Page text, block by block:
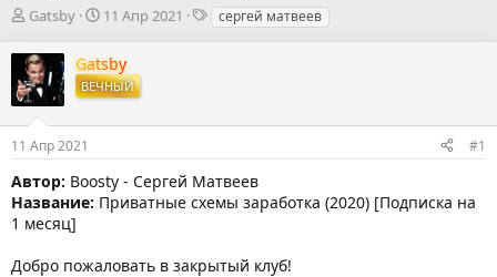
А
т
о
р
м
ы
Gatsby
Д
т
а
н
а
л
а
11 Апр 2021
Тсергей матвеев
Gatsby
ВЕЧНЫЙ
11 Апр 2021 #1
Автор: Boosty - Сергей Матвеев
Название: Приватные схемы заработка (2020) [Подписка на
1 месяц]
Добро пожаловать в закрытый клуб!